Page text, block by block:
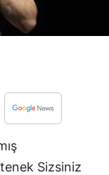
Denizli
Edirne
Sizsiniz